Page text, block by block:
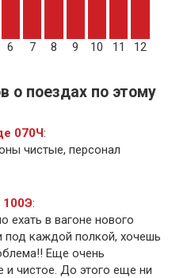
6 7 8 9 10 11 12
о поездах по этому
070Ч:
чистые, персонал
100Э:
ехать в вагоне нового
под каждой полкой, хочешь
Еще очень
и чистое. До этого еще ни